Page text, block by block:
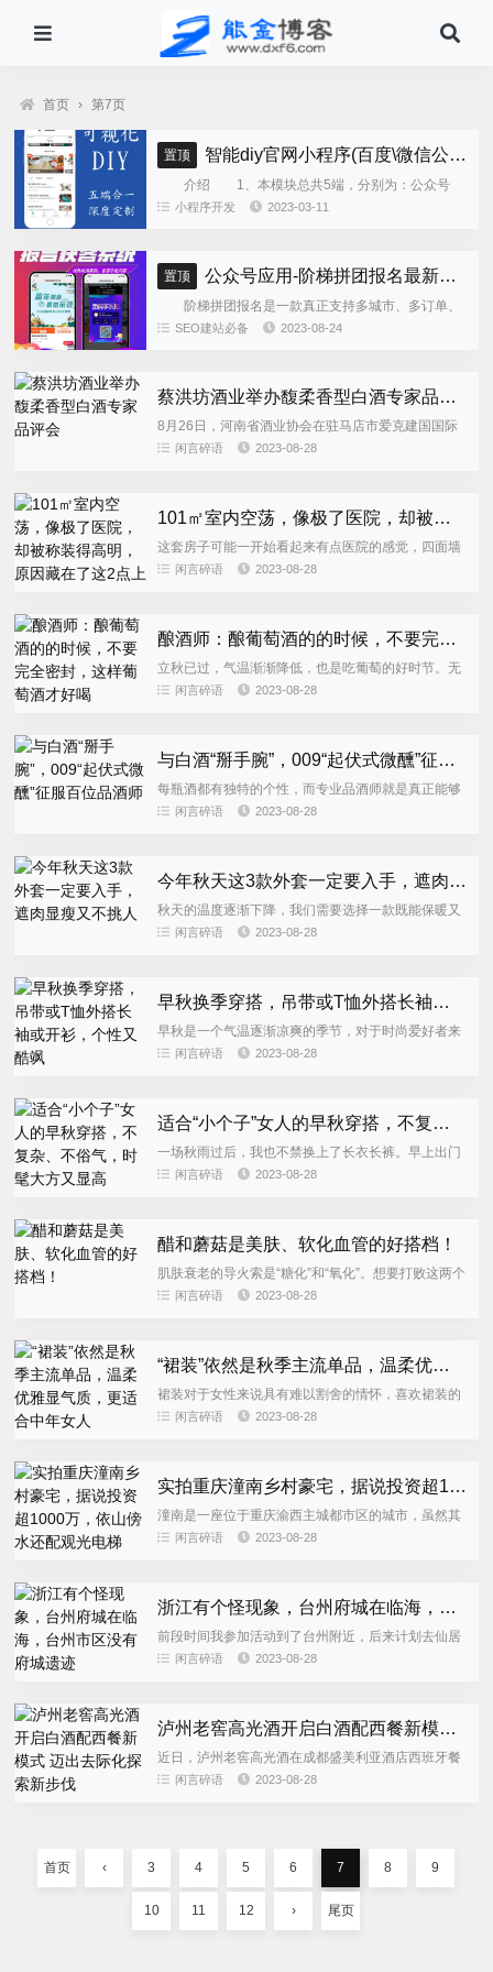
首页 › 第7页
置顶 智能diy官网小程序(百度\微信公众号\微信小程序\支付宝\抖音小程序)独立版
介绍 1、本模块总共5端，分别为：公众号
h5、微信小程序、百度小程序、支付宝小程序、......
小程序开发 2023-03-11
置顶 公众号应用-阶梯拼团报名最新版本源码程序
阶梯拼团报名是一款真正支持多城市、多订单、
全供应链商业模式，订单统计、核销、一键导出等强
SEO建站必备 2023-08-24
蔡洪坊酒业举办馥柔香型白酒专家品评会
8月26日，河南省酒业协会在驻马店市爱克建国国际
酒店举办了馥柔香型白酒专家品评会。此次评会由河
闲言碎语 2023-08-28
101㎡室内空荡，像极了医院，却被称装得高明，原因藏在了这2点上
这套房子可能一开始看起来有点医院的感觉，四面墙
都是简洁的白色，给人冷冰冰的感觉。久住可能会感
闲言碎语 2023-08-28
酿酒师：酿葡萄酒的的时候，不要完全密封，这样葡萄酒才好喝
立秋已过，气温渐渐降低，也是吃葡萄的好时节。无
论是路边还是水果店，都有各种品种的美味葡萄出
闲言碎语 2023-08-28
与白酒“掰手腕”，009“起伏式微醺”征服百位品酒师
每瓶酒都有独特的个性，而专业品酒师就是真正能够
表达出酒的风味和特色的“好酒发言人”。8月24至27
闲言碎语 2023-08-28
今年秋天这3款外套一定要入手，遮肉显瘦又不挑人
秋天的温度逐渐下降，我们需要选择一款既能保暖又
不失时尚和修饰身材的外套。下面我将推荐三款外
闲言碎语 2023-08-28
早秋换季穿搭，吊带或T恤外搭长袖或开衫，个性又酷飒
早秋是一个气温逐渐凉爽的季节，对于时尚爱好者来
说，新的季节也带来了新的穿搭方式。本文将介绍一
闲言碎语 2023-08-28
适合“小个子”女人的早秋穿搭，不复杂、不俗气，时髦大方又显高
一场秋雨过后，我也不禁换上了长衣长裤。早上出门
时，我选择了厚实的牛仔外套，以抵御寒风并保暖。
闲言碎语 2023-08-28
醋和蘑菇是美肤、软化血管的好搭档！
肌肤衰老的导火索是“糖化”和“氧化”。想要打败这两个
美肤的天敌，“醋蘑菇”富含抗氧化和抗糖化的成分。
闲言碎语 2023-08-28
“裙装”依然是秋季主流单品，温柔优雅显气质，更适合中年女人
裙装对于女性来说具有难以割舍的情怀，喜欢裙装的
女人通常展现出优雅和温柔。即使夏天的炎热已经过
闲言碎语 2023-08-28
实拍重庆潼南乡村豪宅，据说投资超1000万，依山傍水还配观光电梯
潼南是一座位于重庆渝西主城都市区的城市，虽然其
经济实力不算强大，但其得天独厚的地理位置和地势
闲言碎语 2023-08-28
浙江有个怪现象，台州府城在临海，台州市区没有府城遗迹
前段时间我参加活动到了台州附近，后来计划去仙居
县，便打算先坐高铁到台州市玩几天，好好游览当地
闲言碎语 2023-08-28
泸州老窖高光酒开启白酒配西餐新模式 迈出去际化探索新步伐
近日，泸州老窖高光酒在成都盛美利亚酒店西班牙餐
厅举行了一场高端品鉴会，试图开启白酒与西餐融合
闲言碎语 2023-08-28
首页 ‹ 3 4 5 6 7 8 9
10 11 12 › 尾页